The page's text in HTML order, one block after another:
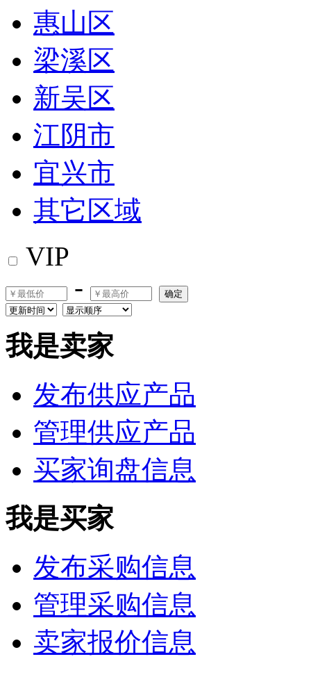
惠山区
梁溪区
新吴区
江阴市
宜兴市
其它区域
VIP
-
确定
我是卖家
发布供应产品
管理供应产品
买家询盘信息
我是买家
发布采购信息
管理采购信息
卖家报价信息